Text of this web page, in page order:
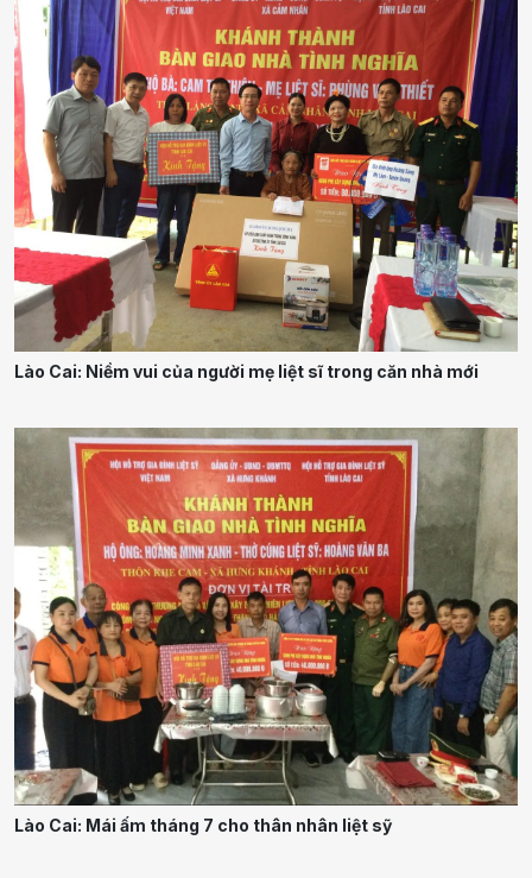
Lào Cai: Niềm vui của người mẹ liệt sĩ trong căn nhà mới
Lào Cai: Mái ấm tháng 7 cho thân nhân liệt sỹ